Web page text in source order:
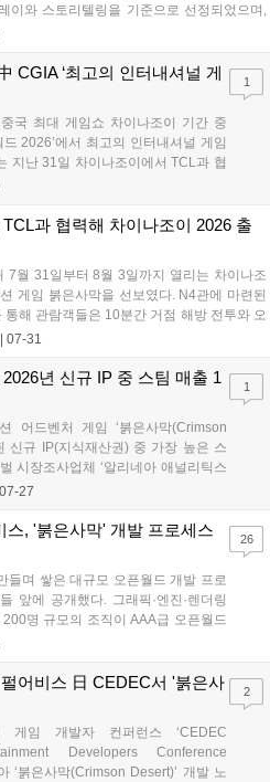
이와 스토리텔링을 기준으로 선정되었으며,
옥 '홈 원' 초청 혜택과 기념 주화 및 굿즈가
액션 어드벤처 게임으로 기대를 모으고 있습
CGIA ‘최고의 인터내셔널 게
중국 최대 게임쇼 차이나조이 기간 중
2026’에서 최고의 인터내셔널 게임
지난 31일 차이나조이에서 TCL과 협
텐츠를 시연하고 현지 파트너사들과
한번 입증하며 글로벌 기대작으로서
1
과 협력해 차이나조이 2026 출
7월 31일부터 8월 3일까지 열리는 차이나조
게임 붉은사막을 선보였다. N4관에 마련된
해 관람객들은 10분간 거점 해방 전투와 오
수 있다. 5K 해상도와 240Hz 주사율을 지원
력을 현지 유저들에게 알리고 있다....
07-31
년 신규 IP 중 스팀 매출 1
어드벤처 게임 ‘붉은사막(Crimson
신규 IP(지식재산권) 중 가장 높은 스
시장조사업체 ‘알리네아 애널리틱스
공개한 보고서에 따르면 붉은사막은
07-27
1
스, '붉은사막' 개발 프로세스
들며 쌓은 대규모 오픈월드 개발 프로
앞에 공개했다. 그래픽·엔진·렌더링
명 규모의 조직이 AAA급 오픈월드
체계를 세웠는지에 초점을 맞췄다.
노스에서 열린 'C...
26
어비스 日 CEDEC서 '붉은사
게임 개발자 컨퍼런스 ‘CEDEC
Developers Conference
‘붉은사막(Crimson Desert)’ 개발 노
2